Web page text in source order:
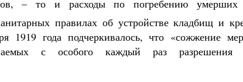
– то и расходы по погребению умерших
правилах об устройстве кладбищ и
1919 года подчеркивалось, что «сожжение
с особого каждый раз разрешения